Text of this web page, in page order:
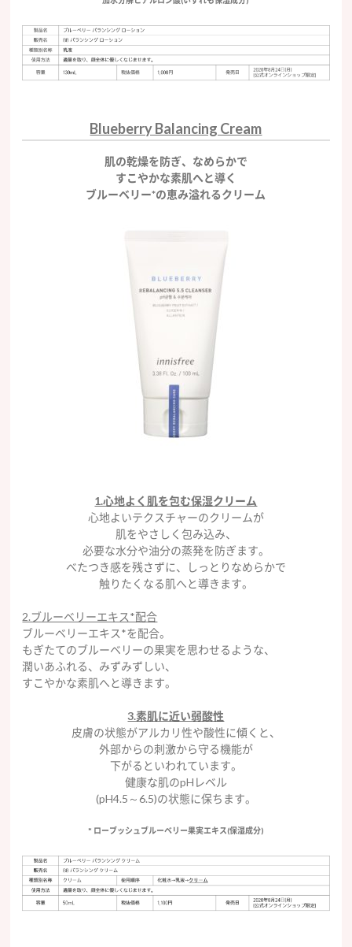
Blueberry Balancing Cream
肌の乾燥を防ぎ、なめらかで
すこやかな素肌へと導く
ブルーベリー*の恵み溢れるクリーム
1.心地よく肌を包む保湿クリーム
心地よいテクスチャーのクリームが
肌をやさしく包み込み、
必要な水分や油分の蒸発を防ぎます。
べたつき感を残さずに、しっとりなめらかで
触りたくなる肌へと導きます。
2.ブルーベリーエキス*配合
ブルーベリーエキス*を配合。
もぎたてのブルーベリーの果実を思わせるような、
潤いあふれる、みずみずしい、
すこやかな素肌へと導きます。
3.素肌に近い弱酸性
皮膚の状態がアルカリ性や酸性に傾くと、
外部からの刺激から守る機能が
下がるといわれています。
健康な肌のpHレベル
(pH4.5～6.5)の状態に保ちます。
* ローブッシュブルーベリー果実エキス(保湿成分)